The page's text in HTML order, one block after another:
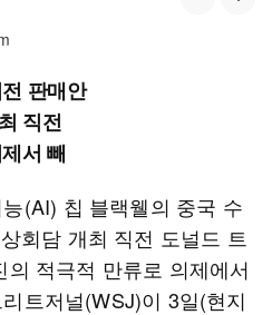
판매안
직전
서 빼
(AI) 칩 블랙웰의 중국 수
회담 개최 직전 도널드 트
적극적 만류로 의제에서
트저널(WSJ)이 3일(현지